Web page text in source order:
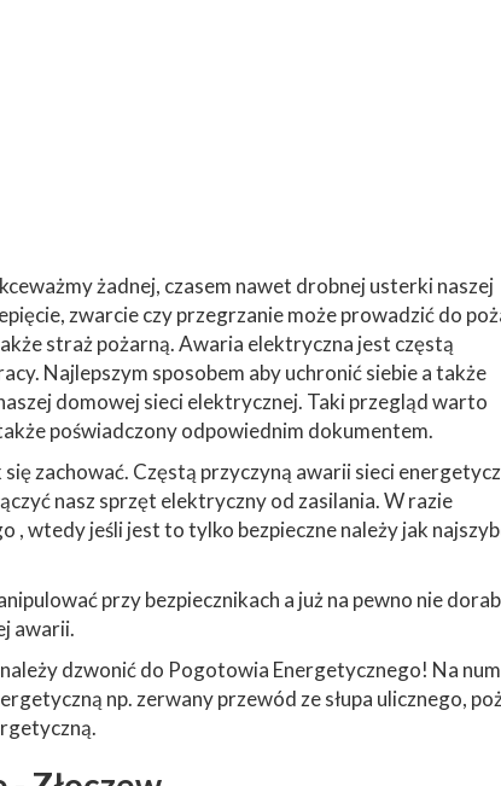
żadnej, czasem nawet drobnej usterki naszej
zwarcie czy przegrzanie może prowadzić do
straż pożarną. Awaria elektryczna jest częstą
Najlepszym sposobem aby uchronić siebie a także
domowej sieci elektrycznej. Taki przegląd warto
poświadczony odpowiednim dokumentem.
zachować. Częstą przyczyną awarii sieci
nasz sprzęt elektryczny od zasilania. W razie
wtedy jeśli jest to tylko bezpieczne należy jak
przy bezpiecznikach a już na pewno nie
awarii.
dzwonić do Pogotowia Energetycznego! Na
np. zerwany przewód ze słupa ulicznego,